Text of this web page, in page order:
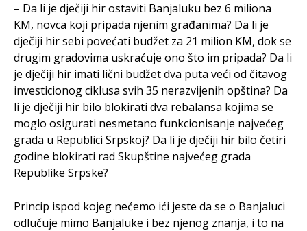
– Da li je dječiji hir ostaviti Banjaluku bez 6 miliona
KM, novca koji pripada njenim građanima? Da li je
dječiji hir sebi povećati budžet za 21 milion KM, dok se
drugim gradovima uskraćuje ono što im pripada? Da li
je dječiji hir imati lični budžet dva puta veći od čitavog
investicionog ciklusa svih 35 nerazvijenih opština? Da
li je dječiji hir bilo blokirati dva rebalansa kojima se
moglo osigurati nesmetano funkcionisanje najvećeg
grada u Republici Srpskoj? Da li je dječiji hir bilo četiri
godine blokirati rad Skupštine najvećeg grada
Republike Srpske?
Princip ispod kojeg nećemo ići jeste da se o Banjaluci
odlučuje mimo Banjaluke i bez njenog znanja, i to na